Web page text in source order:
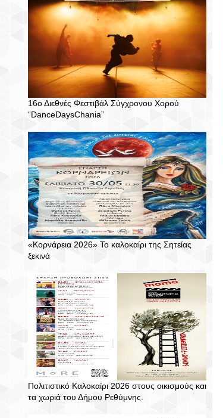
16ο Διεθνές Φεστιβάλ Σύγχρονου Χορού
“DanceDaysChania”
«Κορνάρεια 2026» Το καλοκαίρι της Σητείας
ξεκινά
Πολιτιστικό Καλοκαίρι 2026 στους οικισμούς και
τα χωριά του Δήμου Ρεθύμνης.